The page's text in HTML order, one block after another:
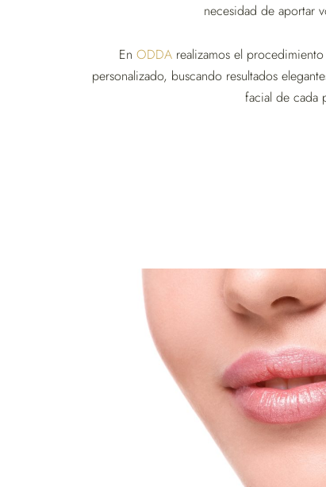
necesidad de aportar
En ODDA realizamos el
personalizado, buscando resultados
facial de cada